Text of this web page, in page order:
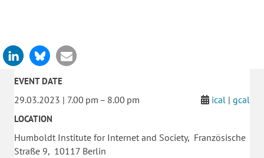
EVENT DATE
29.03.2023 | 7.00 pm – 8.00 pm ical | gcal
LOCATION
Humboldt Institute for Internet and Society, Französische
Straße 9, 10117 Berlin